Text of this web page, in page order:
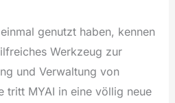
genutzt haben, kennen
Werkzeug zur
und Verwaltung von
tritt MYAI in eine völlig neue